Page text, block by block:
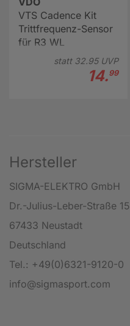
VTS Cadence Kit
Trittfrequenz-Sensor
für R3 WL
statt 32.95UVP
14.99
Hersteller
SIGMA-ELEKTRO GmbH
Dr.-Julius-Leber-Straße 15
67433 Neustadt
Deutschland
Tel.: +49(0)6321-9120-0
info@sigmasport.com